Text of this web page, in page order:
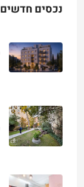
נכסים חדשים